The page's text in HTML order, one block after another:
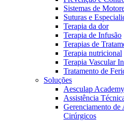
Sistemas de
Suturas e
Terapia da dor
Terapia de Infusão
Terapias de
Terapia nutricional
Terapia Vascular
Tratamento de
Soluções
Aesculap Academy
Assistência
Gerenciamento de
Cirúrgicos